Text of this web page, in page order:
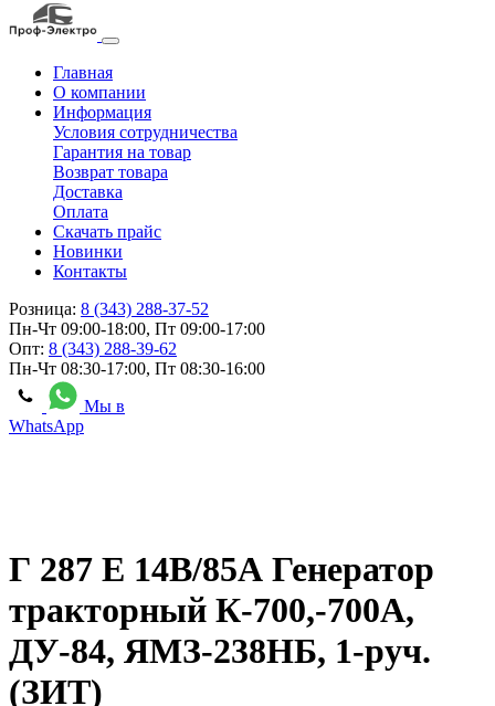
Главная
О компании
Информация
Условия сотрудничества
Гарантия на товар
Возврат товара
Доставка
Оплата
Скачать прайс
Новинки
Контакты
Розница: 8 (343) 288-37-52
Пн-Чт 09:00-18:00, Пт 09:00-17:00
Опт: 8 (343) 288-39-62
Пн-Чт 08:30-17:00, Пт 08:30-16:00
Мы в
WhatsApp
Г 287 Е 14В/85А Генератор
тракторный К-700,-700А,
ДУ-84, ЯМЗ-238НБ, 1-руч.
(ЗИТ)